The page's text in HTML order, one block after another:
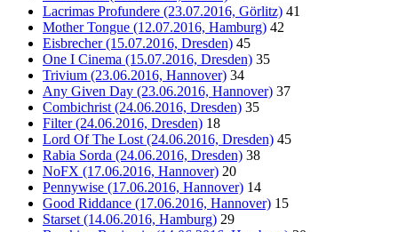
Lacrimas Profundere (23.07.2016, Görlitz) 41
Mother Tongue (12.07.2016, Hamburg) 42
Eisbrecher (15.07.2016, Dresden) 45
One I Cinema (15.07.2016, Dresden) 35
Trivium (23.06.2016, Hannover) 34
Any Given Day (23.06.2016, Hannover) 37
Combichrist (24.06.2016, Dresden) 35
Filter (24.06.2016, Dresden) 18
Lord Of The Lost (24.06.2016, Dresden) 45
Rabia Sorda (24.06.2016, Dresden) 38
NoFX (17.06.2016, Hannover) 20
Pennywise (17.06.2016, Hannover) 14
Good Riddance (17.06.2016, Hannover) 15
Starset (14.06.2016, Hamburg) 29